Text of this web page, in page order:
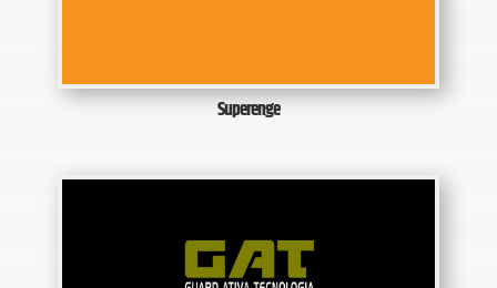
Superenge